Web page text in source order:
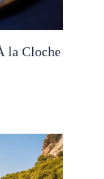
la Cloche